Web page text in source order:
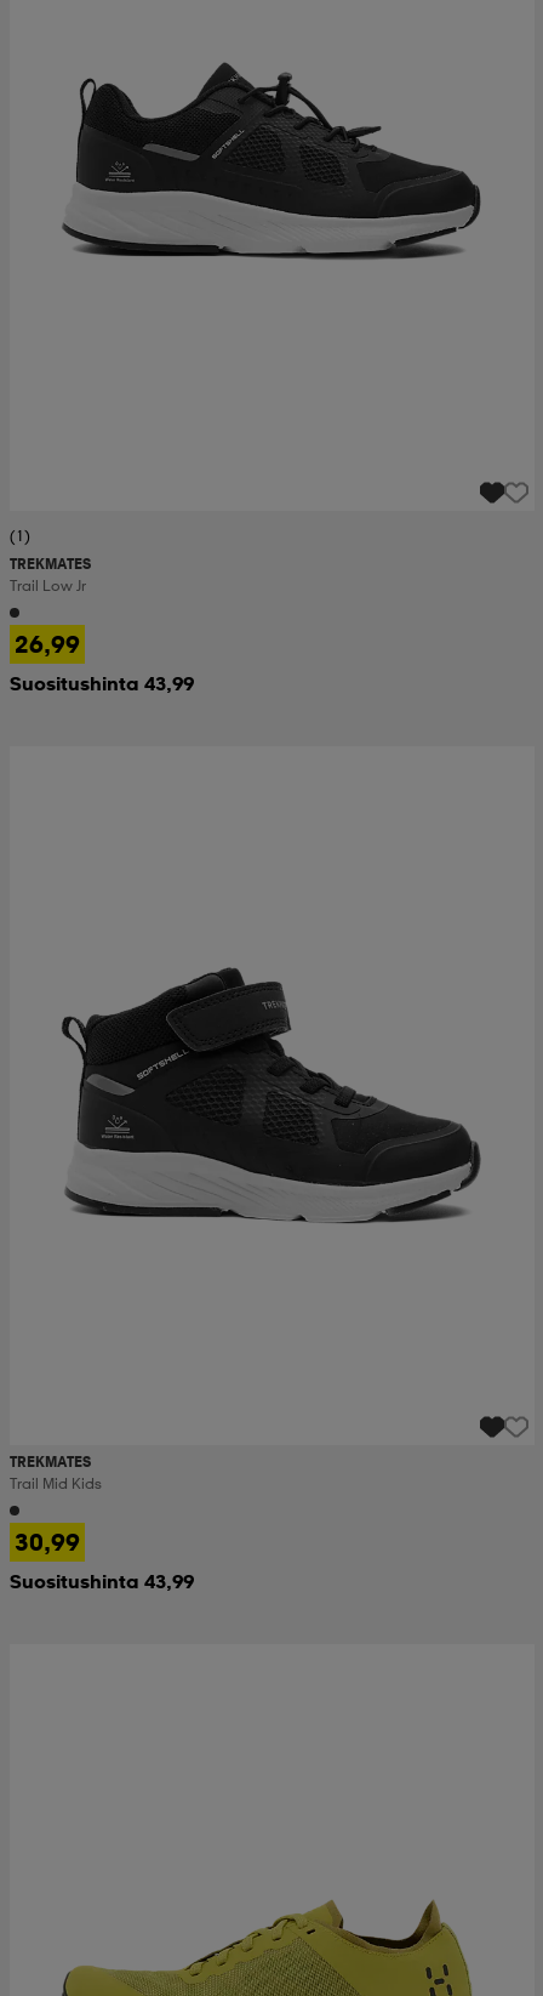
(1)
TREKMATES
Trail Low Jr
26,99
Suositushinta 43,99
TREKMATES
Trail Mid Kids
30,99
Suositushinta 43,99